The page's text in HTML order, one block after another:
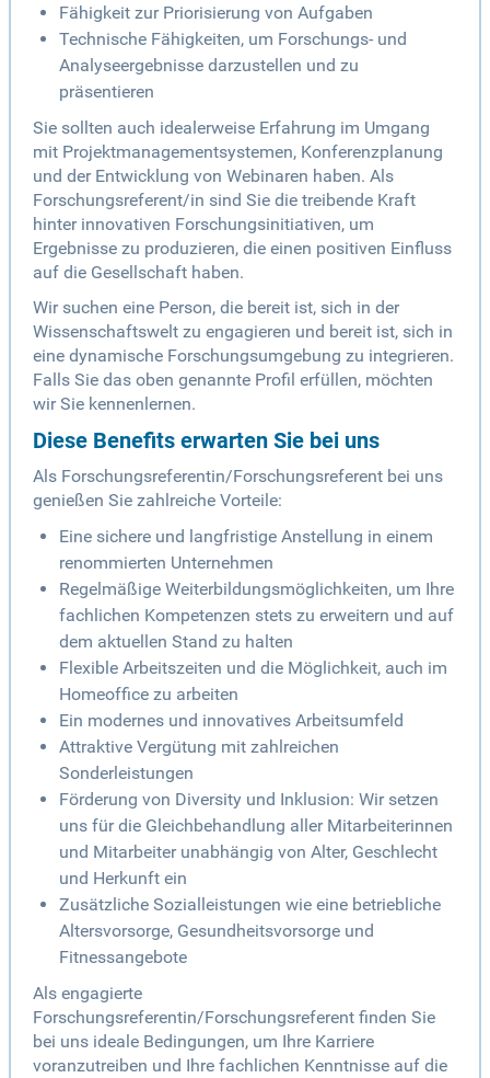
Fähigkeit zur Priorisierung von Aufgaben
Technische Fähigkeiten, um Forschungs- und
Analyseergebnisse darzustellen und zu
präsentieren
Sie sollten auch idealerweise Erfahrung im Umgang
mit Projektmanagementsystemen, Konferenzplanung
und der Entwicklung von Webinaren haben. Als
Forschungsreferent/in sind Sie die treibende Kraft
hinter innovativen Forschungsinitiativen, um
Ergebnisse zu produzieren, die einen positiven Einfluss
auf die Gesellschaft haben.
Wir suchen eine Person, die bereit ist, sich in der
Wissenschaftswelt zu engagieren und bereit ist, sich in
eine dynamische Forschungsumgebung zu integrieren.
Falls Sie das oben genannte Profil erfüllen, möchten
wir Sie kennenlernen.
Diese Benefits erwarten Sie bei uns
Als Forschungsreferentin/Forschungsreferent bei uns
genießen Sie zahlreiche Vorteile:
Eine sichere und langfristige Anstellung in einem
renommierten Unternehmen
Regelmäßige Weiterbildungsmöglichkeiten, um Ihre
fachlichen Kompetenzen stets zu erweitern und auf
dem aktuellen Stand zu halten
Flexible Arbeitszeiten und die Möglichkeit, auch im
Homeoffice zu arbeiten
Ein modernes und innovatives Arbeitsumfeld
Attraktive Vergütung mit zahlreichen
Sonderleistungen
Förderung von Diversity und Inklusion: Wir setzen
uns für die Gleichbehandlung aller Mitarbeiterinnen
und Mitarbeiter unabhängig von Alter, Geschlecht
und Herkunft ein
Zusätzliche Sozialleistungen wie eine betriebliche
Altersvorsorge, Gesundheitsvorsorge und
Fitnessangebote
Als engagierte
Forschungsreferentin/Forschungsreferent finden Sie
bei uns ideale Bedingungen, um Ihre Karriere
voranzutreiben und Ihre fachlichen Kenntnisse auf die